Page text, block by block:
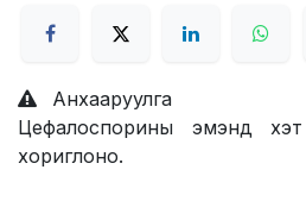
Анхааруулга
Цефалоспорины эмэнд хэт
хориглоно.